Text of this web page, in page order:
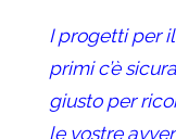
I progetti per
primi c’è
giusto per
le vostre